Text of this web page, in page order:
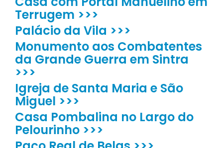
Terrugem >>>
Palácio da Vila >>>
Monumento aos Combatentes
da Grande Guerra em Sintra
>>>
Igreja de Santa Maria e São
Miguel >>>
Casa Pombalina no Largo do
Pelourinho >>>